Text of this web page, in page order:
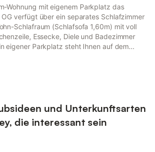
Wohnung mit eigenem Parkplatz das
verfügt über ein separates Schlafzimmer
Schlafraum (Schlafsofa 1,60m) mit voll
Essecke, Diele und Badezimmer
eigener Parkplatz steht Ihnen auf dem
Im Haus befinden sich 4 weitere
und Unterkunftsarten
die interessant sein